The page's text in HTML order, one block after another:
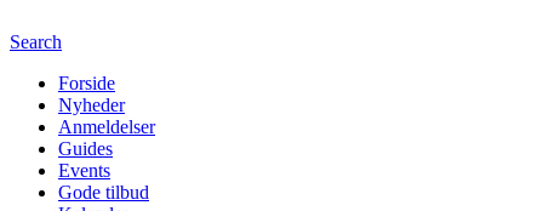
Search
Forside
Nyheder
Anmeldelser
Guides
Events
Gode tilbud